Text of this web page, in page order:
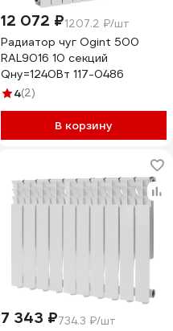
12 072 ₽1207.2 ₽/шт
Радиатор чуг Ogint 500
RAL9016 10 секций
Qну=1240Вт 117-0486
4(2)
В корзину
7 343 ₽734.3 ₽/шт